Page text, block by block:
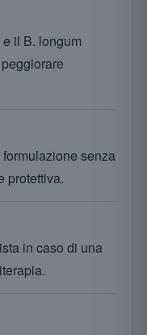
il B. longum
senza
protettiva.
in caso di una